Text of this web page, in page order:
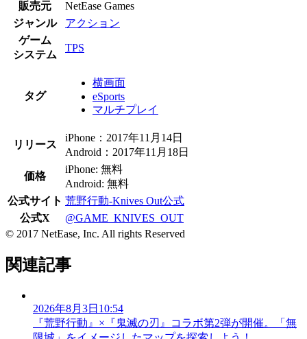
販売元
NetEase Games
ジャンル
アクション
ゲーム
システム
TPS
タグ
横画面
eSports
マルチプレイ
リリース
iPhone：2017年11月14日
Android：2017年11月18日
価格
iPhone: 無料
Android: 無料
公式サイト 荒野行動-Knives Out公式
公式X
@GAME_KNIVES_OUT
© 2017 NetEase, Inc. All rights Reserved
関連記事
2026年8月3日10:54
『荒野行動』×『鬼滅の刃』コラボ第2弾が開催。「無